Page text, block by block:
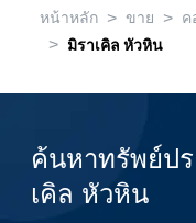
หน้าหลัก > ขาย > ค
> มิราเคิล หัวหิน
ค้นหาทรัพย์ป
เคิล หัวหิน